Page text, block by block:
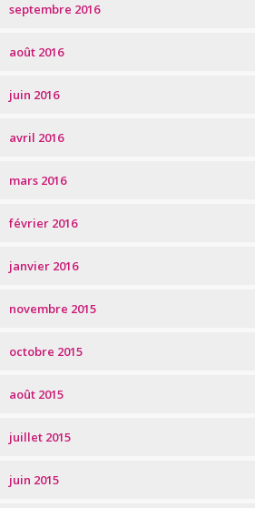
septembre 2016
août 2016
juin 2016
avril 2016
mars 2016
février 2016
janvier 2016
novembre 2015
octobre 2015
août 2015
juillet 2015
juin 2015